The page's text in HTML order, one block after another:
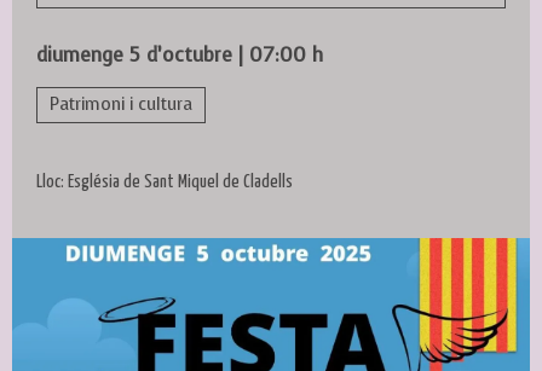
diumenge 5 d’octubre | 07:00 h
Patrimoni i cultura
Lloc: Església de Sant Miquel de Cladells